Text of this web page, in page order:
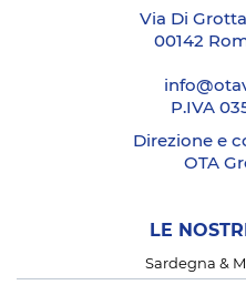
Via Di
00142
P.IVA
Direzione e
OTA
LE
Sardegna &